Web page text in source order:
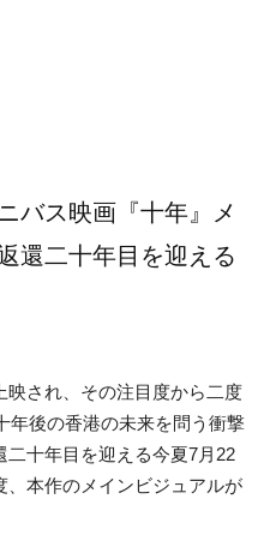
バス映画『十年』メ
還二十年目を迎える
され、その注目度から二度
年後の香港の未来を問う衝撃
二十年目を迎える今夏7月22
、本作のメインビジュアルが